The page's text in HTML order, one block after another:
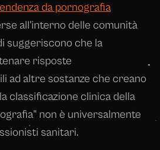
da pornografia
all'interno delle comunità
suggeriscono che la
risposte
ad altre sostanze che creano
classificazione clinica della
non è universalmente
sanitari.